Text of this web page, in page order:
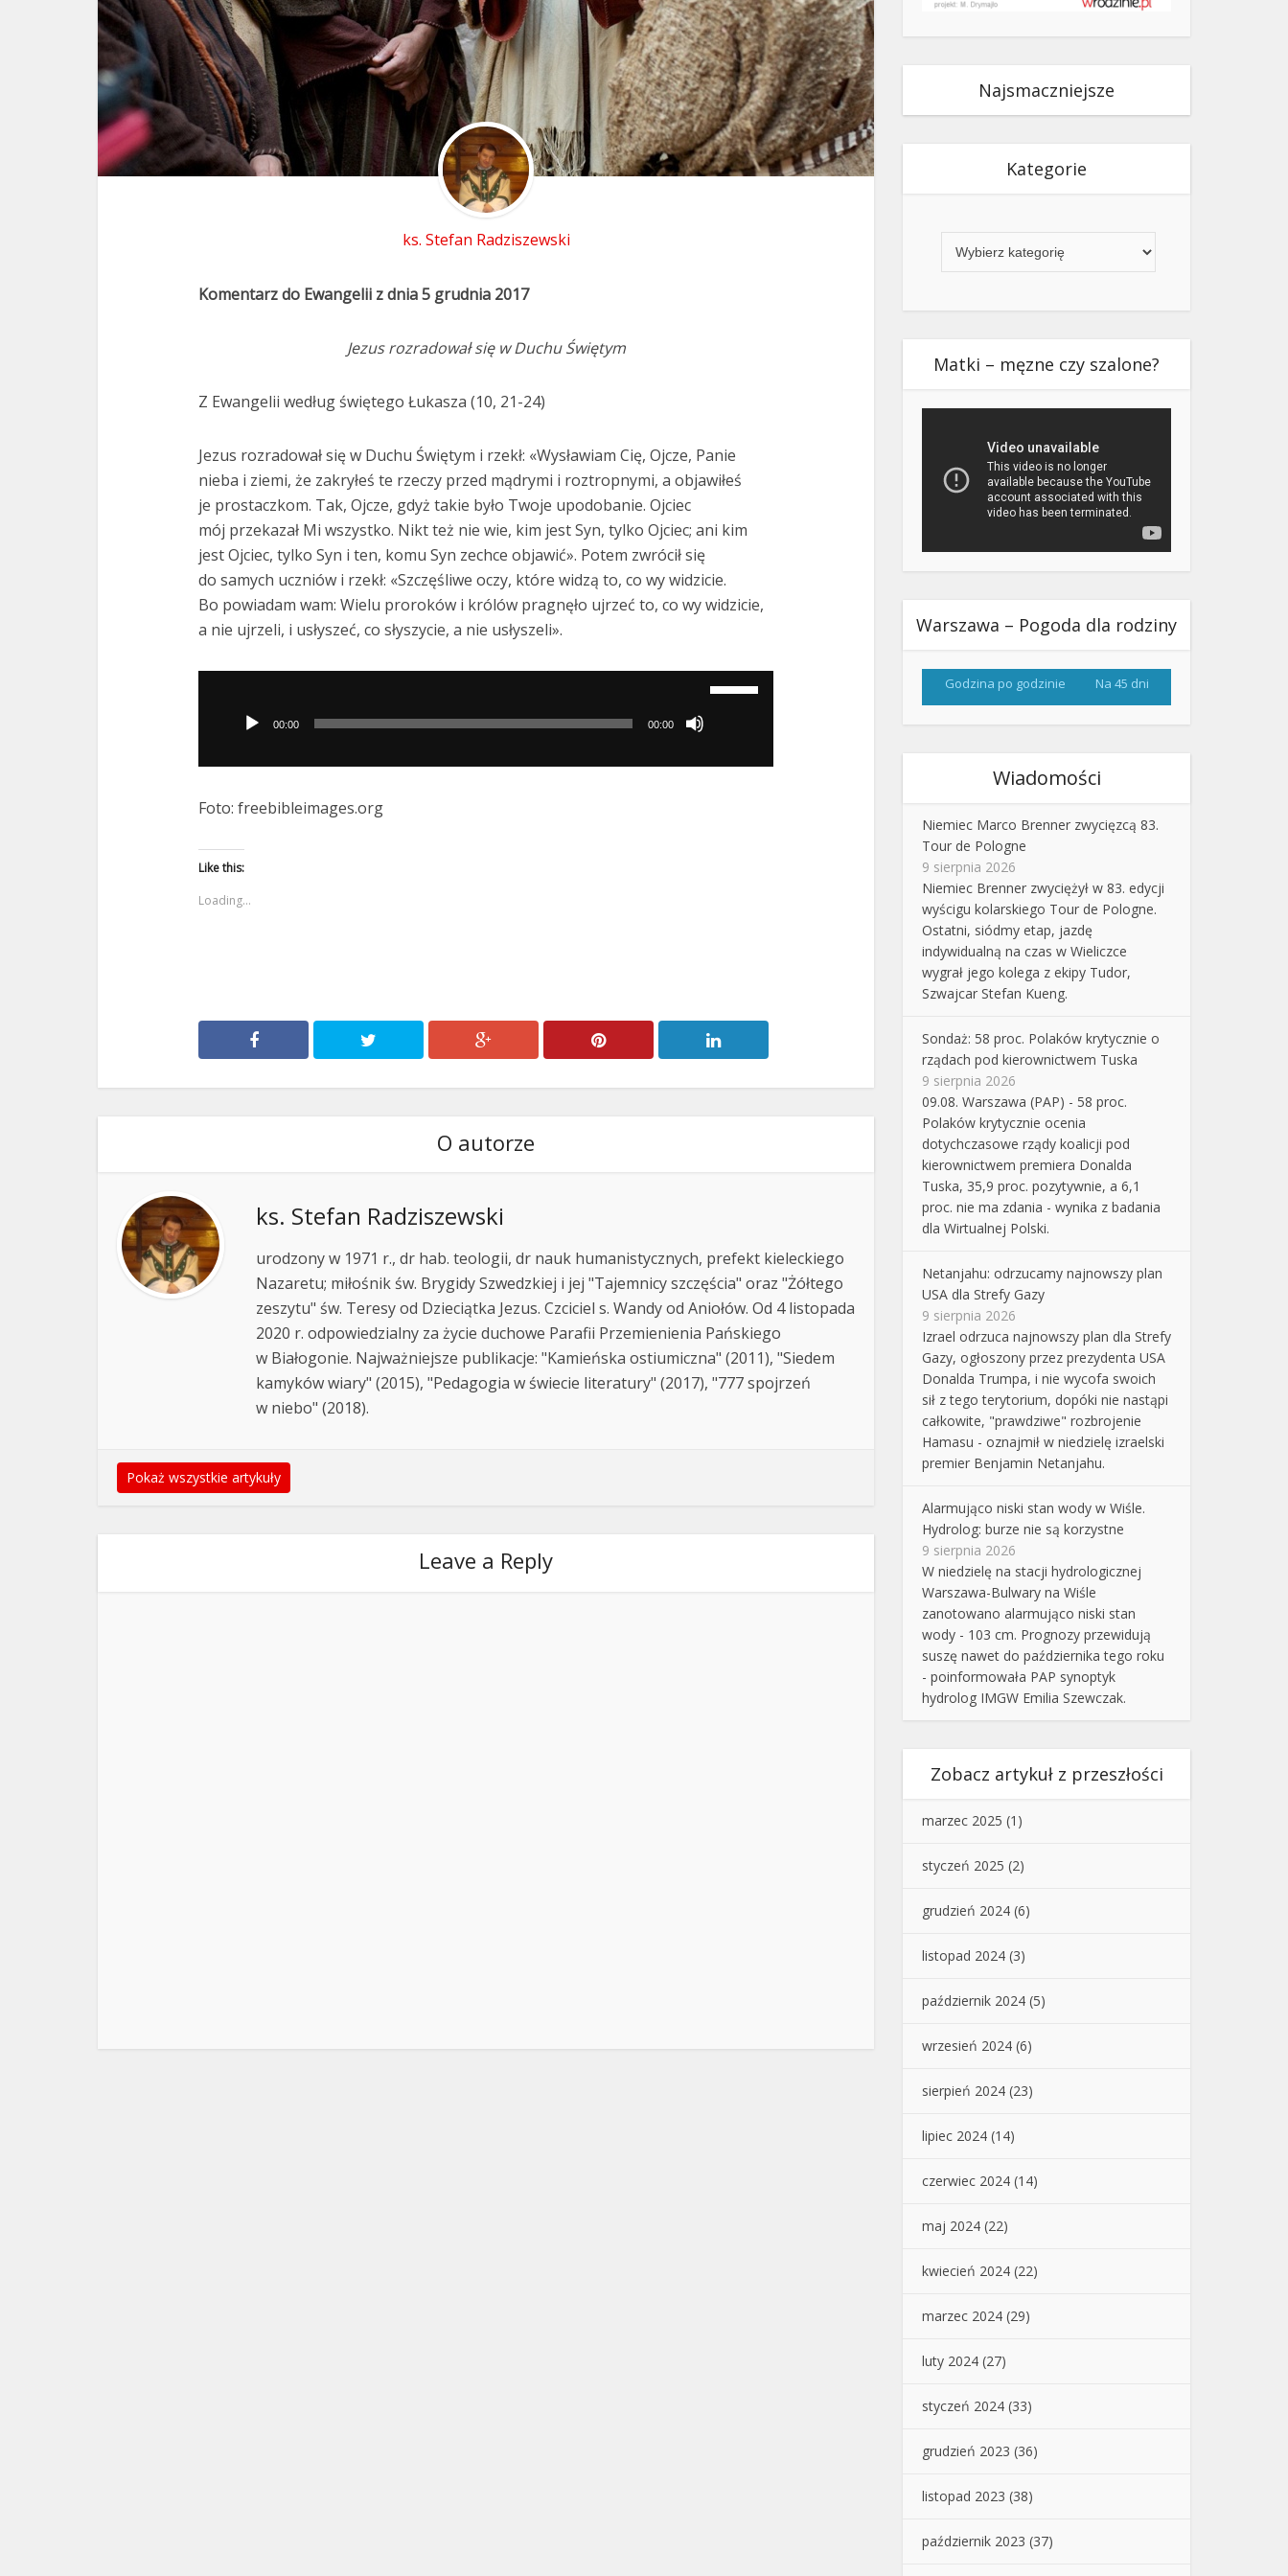
ks. Stefan Radziszewski
Komentarz do Ewangelii z dnia 5 grudnia 2017
Jezus rozradował się w Duchu Świętym
Z Ewangelii według świętego Łukasza (10, 21-24)
Jezus rozradował się w Duchu Świętym i rzekł: «Wysławiam Cię, Ojcze, Panie
nieba i ziemi, że zakryłeś te rzeczy przed mądrymi i roztropnymi, a objawiłeś
je prostaczkom. Tak, Ojcze, gdyż takie było Twoje upodobanie. Ojciec
mój przekazał Mi wszystko. Nikt też nie wie, kim jest Syn, tylko Ojciec; ani kim
jest Ojciec, tylko Syn i ten, komu Syn zechce objawić». Potem zwrócił się
do samych uczniów i rzekł: «Szczęśliwe oczy, które widzą to, co wy widzicie.
Bo powiadam wam: Wielu proroków i królów pragnęło ujrzeć to, co wy widzicie,
a nie ujrzeli, i usłyszeć, co słyszycie, a nie usłyszeli».
dźwiękowych
00:00 00:00
Foto: freebibleimages.org
Like this:
Loading...
O autorze
ks. Stefan Radziszewski
urodzony w 1971 r., dr hab. teologii, dr nauk humanistycznych, prefekt kieleckiego
Nazaretu; miłośnik św. Brygidy Szwedzkiej i jej "Tajemnicy szczęścia" oraz "Żółtego
zeszytu" św. Teresy od Dzieciątka Jezus. Czciciel s. Wandy od Aniołów. Od 4 listopada
2020 r. odpowiedzialny za życie duchowe Parafii Przemienienia Pańskiego
w Białogonie. Najważniejsze publikacje: "Kamieńska ostiumiczna" (2011), "Siedem
kamyków wiary" (2015), "Pedagogia w świecie literatury" (2017), "777 spojrzeń
w niebo" (2018).
Pokaż wszystkie artykuły
Leave a Reply
Najsmaczniejsze
Kategorie
Matki – męzne czy szalone?
Warszawa – Pogoda dla rodziny
Godzina po godzinie Na 45 dni
Wiadomości
Niemiec Marco Brenner zwycięzcą 83.
Tour de Pologne
9 sierpnia 2026
Niemiec Brenner zwyciężył w 83. edycji
wyścigu kolarskiego Tour de Pologne.
Ostatni, siódmy etap, jazdę
indywidualną na czas w Wieliczce
wygrał jego kolega z ekipy Tudor,
Szwajcar Stefan Kueng.
Sondaż: 58 proc. Polaków krytycznie o
rządach pod kierownictwem Tuska
9 sierpnia 2026
09.08. Warszawa (PAP) - 58 proc.
Polaków krytycznie ocenia
dotychczasowe rządy koalicji pod
kierownictwem premiera Donalda
Tuska, 35,9 proc. pozytywnie, a 6,1
proc. nie ma zdania - wynika z badania
dla Wirtualnej Polski.
Netanjahu: odrzucamy najnowszy plan
USA dla Strefy Gazy
9 sierpnia 2026
Izrael odrzuca najnowszy plan dla Strefy
Gazy, ogłoszony przez prezydenta USA
Donalda Trumpa, i nie wycofa swoich
sił z tego terytorium, dopóki nie nastąpi
całkowite, "prawdziwe" rozbrojenie
Hamasu - oznajmił w niedzielę izraelski
premier Benjamin Netanjahu.
Alarmująco niski stan wody w Wiśle.
Hydrolog: burze nie są korzystne
9 sierpnia 2026
W niedzielę na stacji hydrologicznej
Warszawa-Bulwary na Wiśle
zanotowano alarmująco niski stan
wody - 103 cm. Prognozy przewidują
suszę nawet do października tego roku
- poinformowała PAP synoptyk
hydrolog IMGW Emilia Szewczak.
Zobacz artykuł z przeszłości
marzec 2025 (1)
styczeń 2025 (2)
grudzień 2024 (6)
listopad 2024 (3)
październik 2024 (5)
wrzesień 2024 (6)
sierpień 2024 (23)
lipiec 2024 (14)
czerwiec 2024 (14)
maj 2024 (22)
kwiecień 2024 (22)
marzec 2024 (29)
luty 2024 (27)
styczeń 2024 (33)
grudzień 2023 (36)
listopad 2023 (38)
październik 2023 (37)